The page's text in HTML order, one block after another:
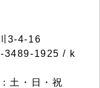
3-4-16
3489-1925 / k
土・日・祝